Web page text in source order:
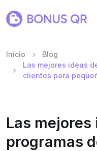
Inicio
Blog
Las mejores ideas
clientes para
Las mejores
programas